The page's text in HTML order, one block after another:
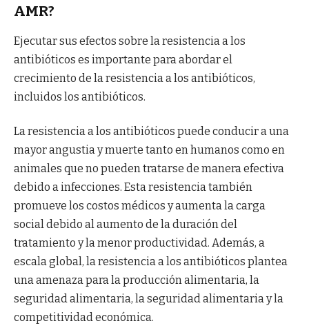
AMR?
Ejecutar sus efectos sobre la resistencia a los
antibióticos es importante para abordar el
crecimiento de la resistencia a los antibióticos,
incluidos los antibióticos.
La resistencia a los antibióticos puede conducir a una
mayor angustia y muerte tanto en humanos como en
animales que no pueden tratarse de manera efectiva
debido a infecciones. Esta resistencia también
promueve los costos médicos y aumenta la carga
social debido al aumento de la duración del
tratamiento y la menor productividad. Además, a
escala global, la resistencia a los antibióticos plantea
una amenaza para la producción alimentaria, la
seguridad alimentaria, la seguridad alimentaria y la
competitividad económica.